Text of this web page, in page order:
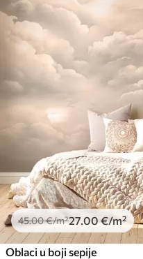
45.00€/m²27 .00 €/m²
Oblaci u boji sepije